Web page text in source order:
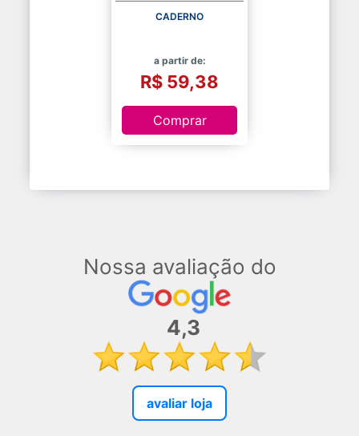
CADERNO
a partir de:
R$ 59,38
Comprar
Nossa avaliação do
4,3
avaliar loja